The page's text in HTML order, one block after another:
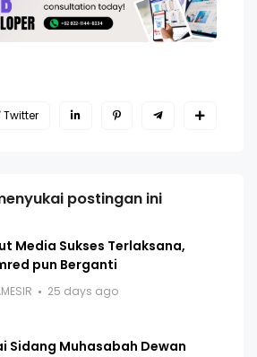
Twitter
postingan ini
Media Sukses Terlaksana,
pun Berganti
25 days ago
Sidang Muhasabah Dewan